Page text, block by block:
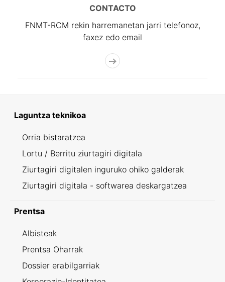
CONTACTO
FNMT-RCM rekin harremanetan jarri telefonoz,
faxez edo email
Laguntza teknikoa
Orria bistaratzea
Lortu / Berritu ziurtagiri digitala
Ziurtagiri digitalen inguruko ohiko galderak
Ziurtagiri digitala - softwarea deskargatzea
Prentsa
Albisteak
Prentsa Oharrak
Dossier erabilgarriak